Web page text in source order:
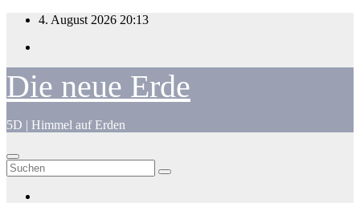
Zum
springen
4. August 2026 20:13
Die neue Erde
5D | Himmel auf Erden